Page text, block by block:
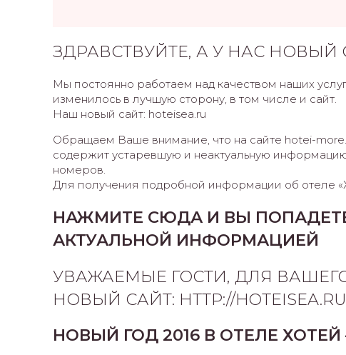
ЗДРАВСТВУЙТЕ, А У НАС НОВЫЙ
Мы постоянно работаем над качеством наших
изменилось в лучшую сторону, в том числе и сайт.
Наш новый сайт: hoteisea.ru
Обращаем Ваше внимание, что на сайте hotei-
содержит устаревшую и неактуальную
номеров.
Для получения подробной информации об отеле
НАЖМИТЕ СЮДА И ВЫ
АКТУАЛЬНОЙ ИНФОРМАЦИЕЙ
УВАЖАЕМЫЕ ГОСТИ, ДЛЯ
НОВЫЙ САЙТ: HTTP://
НОВЫЙ ГОД 2016 В ОТЕЛЕ